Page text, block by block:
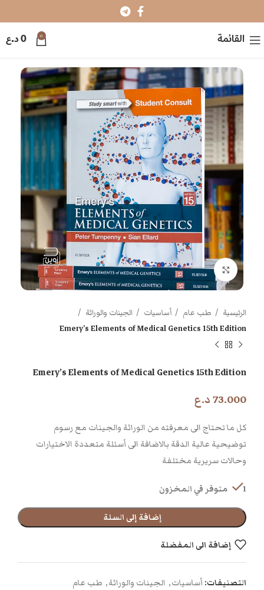
القائمة 0
0د.ع
اضغط للتكبير
الرئيسية طب عام أساسيات
الجينات والوراثة
Emery’s Elements of Medical Genetics 15th Edition
Emery’s Elements of Medical Genetics 15th Edition
73.000د.ع
كل ما تحتاج الى معرفته من الوراثة والجينات مع رسوم
توضيحية عالية الدقة بالاضافة الى أسئلة متعددة الاختيارات
وحالات سريرية مختلفة
1 متوفر في المخزون
إضافة إلى السلة
إضافة الى المفضلة
التصنيفات: أساسيات, الجينات والوراثة, طب عام